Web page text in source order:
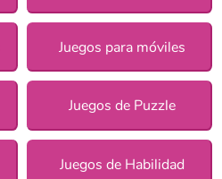
Juegos para móviles
Juegos de Puzzle
Juegos de Habilidad